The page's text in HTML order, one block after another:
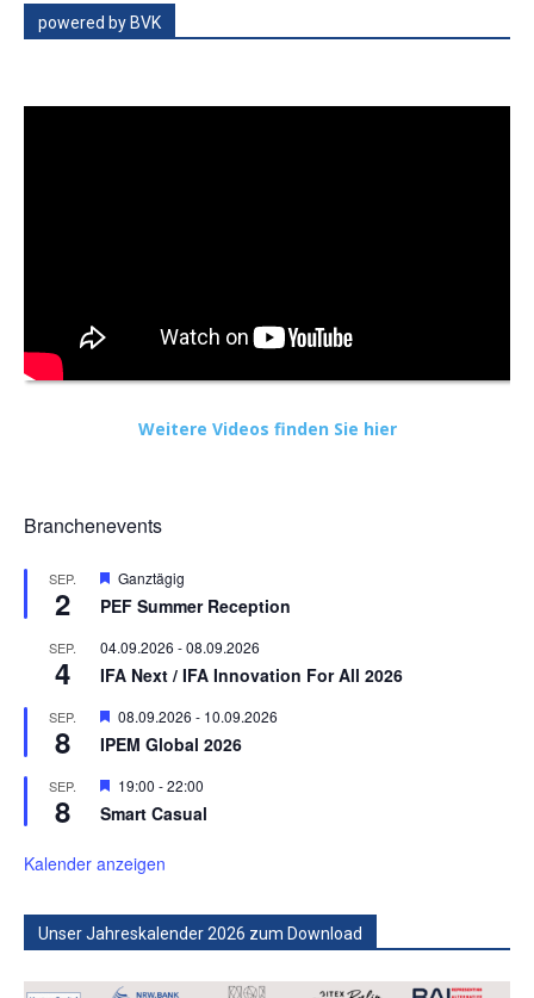
powered by BVK
Weitere Videos finden Sie hier
Branchenevents
SEP.
2
Hervorgehoben
Ganztägig
PEF Summer Reception
SEP.
4
04.09.2026 -08.09.2026
IFA Next / IFA Innovation For All 2026
SEP.
8
Hervorgehoben
08.09.2026 - 10.09.2026
IPEM Global 2026
SEP.
8
Hervorgehoben
19:00 -22:00
Smart Casual
Kalender anzeigen
Unser Jahreskalender 2026 zum Download